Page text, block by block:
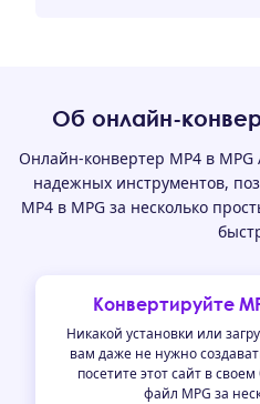
Об онлайн-
Онлайн-конвертер MP4 в
надежных инструментов,
MP4 в MPG за несколько
Конвертируйте
Никакой установки или
вам даже не нужно
посетите этот сайт в
файл MPG за